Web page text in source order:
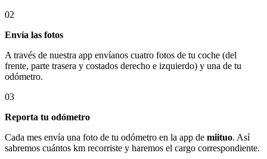
02
Envía las fotos
A través de nuestra app envíanos cuatro fotos de tu coche (del
frente, parte trasera y costados derecho e izquierdo) y una de tu
odómetro.
03
Reporta tu odómetro
Cada mes envía una foto de tu odómetro en la app de miituo. Así
sabremos cuántos km recorriste y haremos el cargo correspondiente.